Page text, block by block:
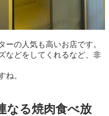
ーの人気も高いお店です。
などをしてくれるなど、非
ね。
なる焼肉食べ放